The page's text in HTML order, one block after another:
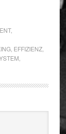
,
, EFFIZIENZ,